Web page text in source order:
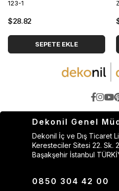
123-1
$28.82
SEPETE EKLE
Dekonil Genel
Dekonil İç ve Dış Ticaret
Keresteciler Sitesi 22. Sk.
Başakşehir İstanbul
0850 304 42 00